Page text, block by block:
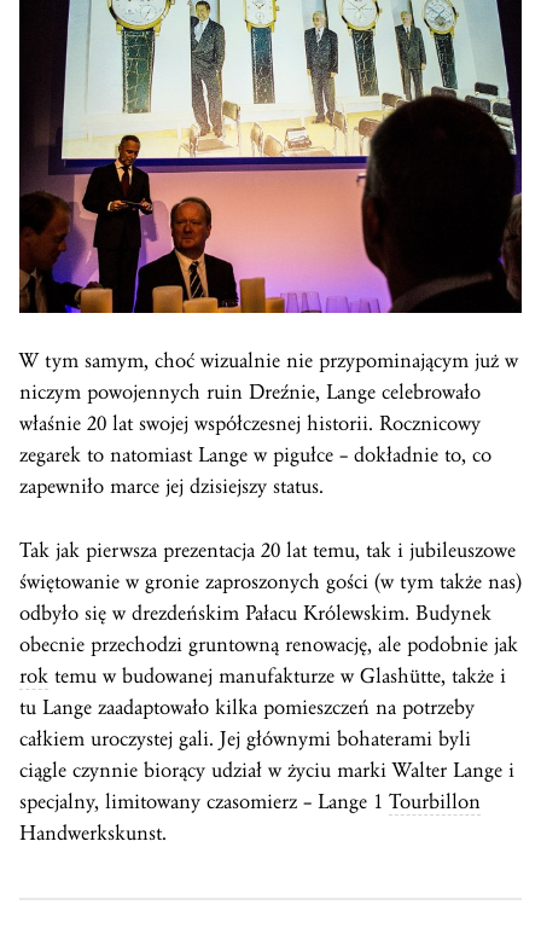
W tym samym, choć wizualnie nie przypominającym już w
niczym powojennych ruin Dreźnie, Lange celebrowało
właśnie 20 lat swojej współczesnej historii. Rocznicowy
zegarek to natomiast Lange w pigułce – dokładnie to, co
zapewniło marce jej dzisiejszy status.
Tak jak pierwsza prezentacja 20 lat temu, tak i jubileuszowe
świętowanie w gronie zaproszonych gości (w tym także nas)
odbyło się w drezdeńskim Pałacu Królewskim. Budynek
obecnie przechodzi gruntowną renowację, ale podobnie jak
rok temu w budowanej manufakturze w Glashütte, także i
tu Lange zaadaptowało kilka pomieszczeń na potrzeby
całkiem uroczystej gali. Jej głównymi bohaterami byli
ciągle czynnie biorący udział w życiu marki Walter Lange i
specjalny, limitowany czasomierz – Lange 1 Tourbillon
Handwerkskunst.